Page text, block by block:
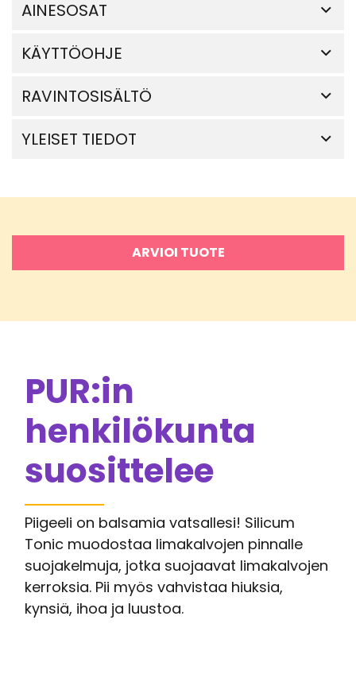
AINESOSAT
KÄYTTÖOHJE
RAVINTOSISÄLTÖ
YLEISET TIEDOT
ARVIOI TUOTE
PUR:in
henkilökunta
suosittelee
Piigeeli on balsamia vatsallesi! Silicum
Tonic muodostaa limakalvojen pinnalle
suojakelmuja, jotka suojaavat limakalvojen
kerroksia. Pii myös vahvistaa hiuksia,
kynsiä, ihoa ja luustoa.